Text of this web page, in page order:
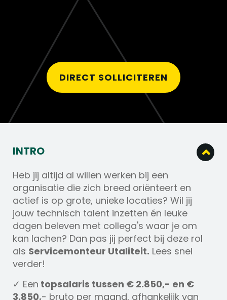
DIRECT SOLLICITEREN
INTRO
Heb jij altijd al willen werken bij een
organisatie die zich breed oriënteert en
actief is op grote, unieke locaties? Wil jij
jouw technisch talent inzetten én leuke
dagen beleven met collega's waar je om
kan lachen? Dan pas jij perfect bij deze rol
als Servicemonteur Utaliteit. Lees snel
verder!
✓ Een topsalaris tussen € 2.850,- en €
3.850,- bruto per maand, afhankelijk van